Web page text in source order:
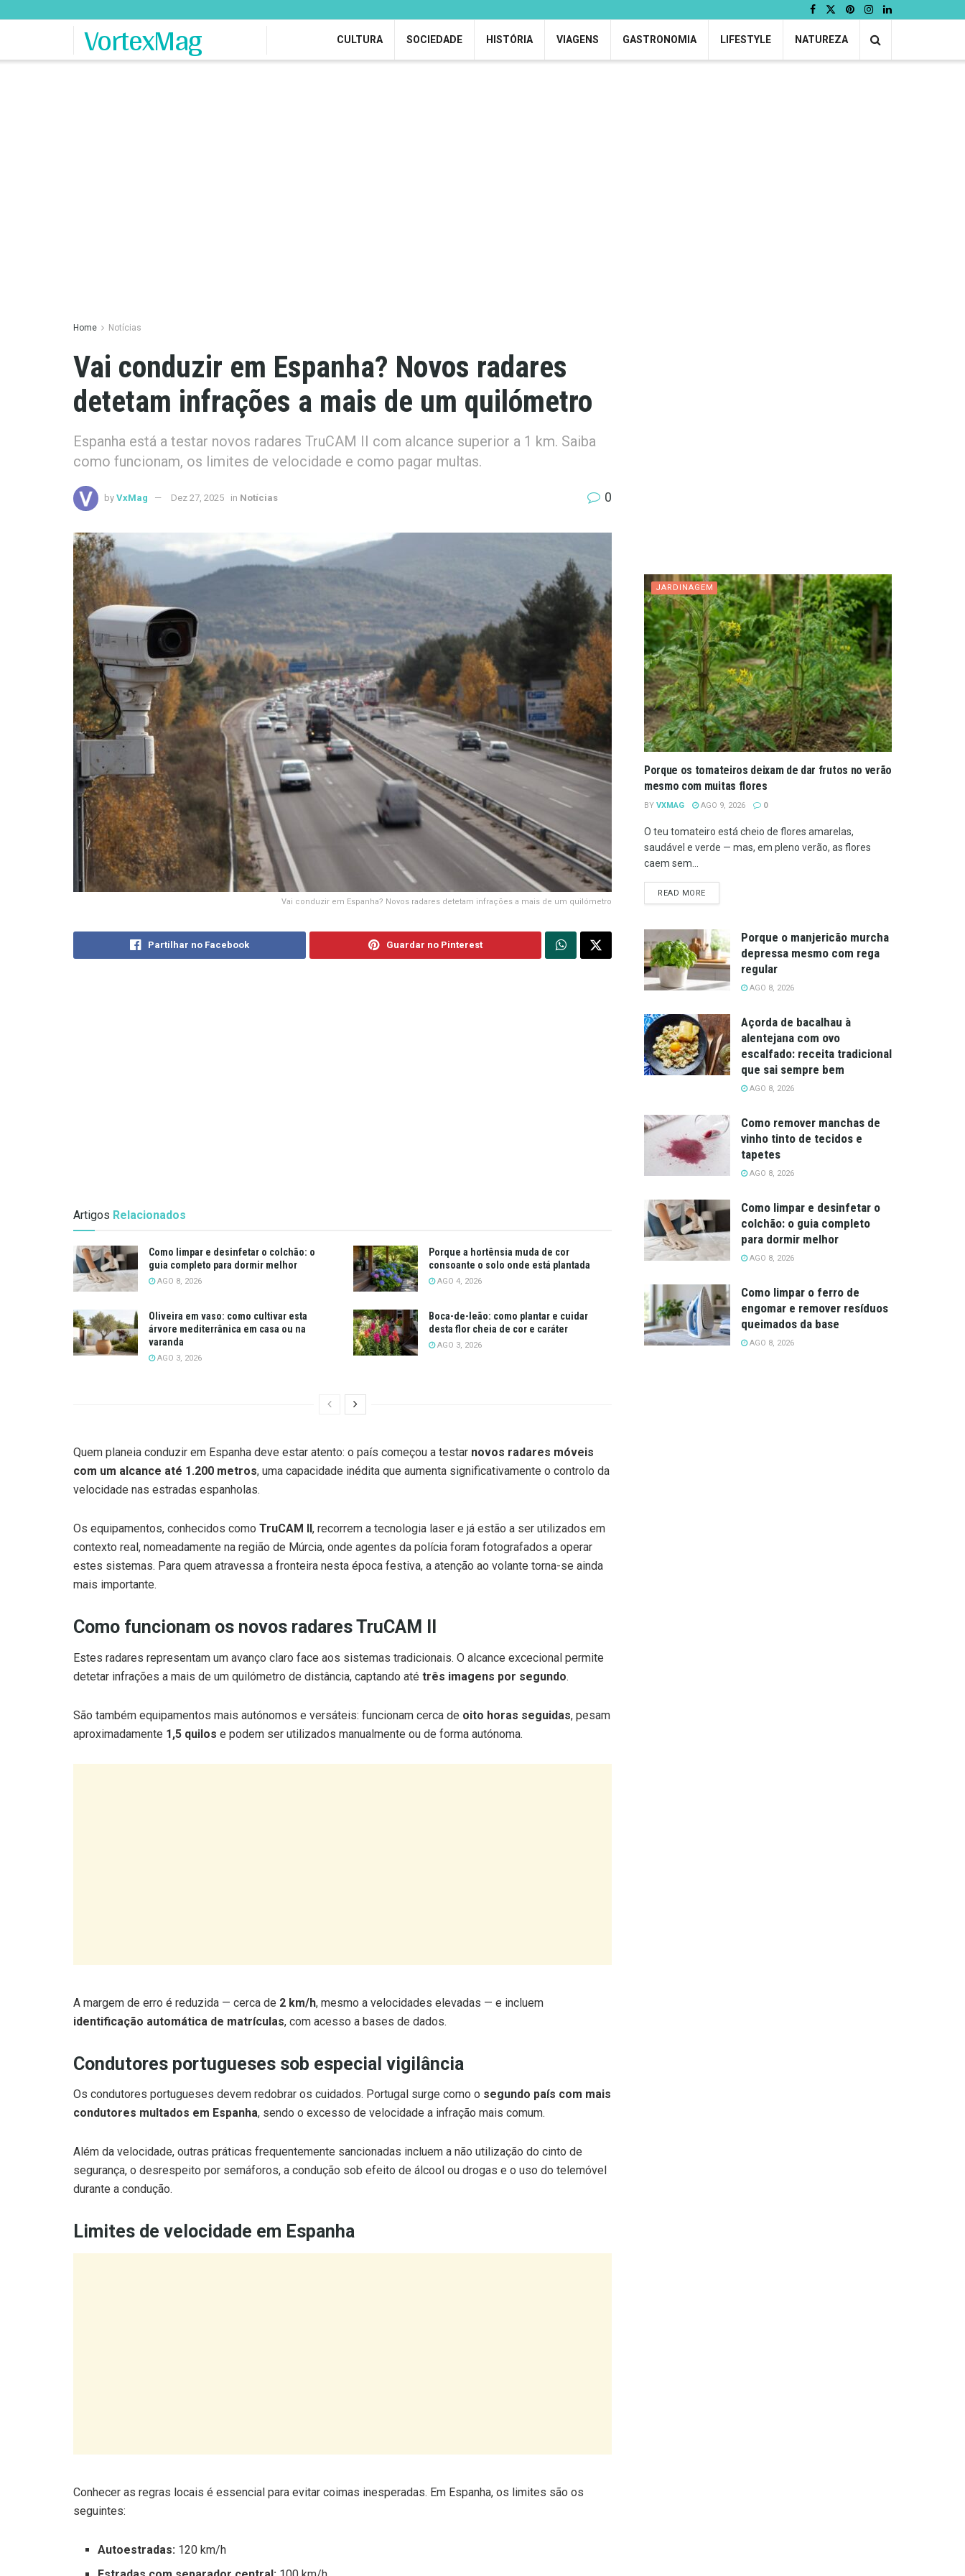
VortexMag CULTURA SOCIEDADE HISTÓRIA VIAGENS GASTRONOMIA LIFESTYLE NATUREZA
Home Notícias
Vai conduzir em Espanha? Novos radares
detetam infrações a mais de um quilómetro
Espanha está a testar novos radares TruCAM II com alcance superior a 1 km. Saiba
como funcionam, os limites de velocidade e como pagar multas.
by VxMag Dez 27, 2025 in Notícias 0
Vai conduzir em Espanha? Novos radares detetam infrações a mais de um quilómetro
Partilhar no Facebook Guardar no Pinterest
Artigos Relacionados
Como limpar e desinfetar o colchão: o
guia completo para dormir melhor
AGO 8, 2026
Porque a hortênsia muda de cor
consoante o solo onde está plantada
AGO 4, 2026
Oliveira em vaso: como cultivar esta
árvore mediterrânica em casa ou na
varanda
AGO 3, 2026
Boca-de-leão: como plantar e cuidar
desta flor cheia de cor e caráter
AGO 3, 2026
Quem planeia conduzir em Espanha deve estar atento: o país começou a testar novos radares móveis
com um alcance até 1.200 metros, uma capacidade inédita que aumenta significativamente o controlo da
velocidade nas estradas espanholas.
Os equipamentos, conhecidos como TruCAM II, recorrem a tecnologia laser e já estão a ser utilizados em
contexto real, nomeadamente na região de Múrcia, onde agentes da polícia foram fotografados a operar
estes sistemas. Para quem atravessa a fronteira nesta época festiva, a atenção ao volante torna-se ainda
mais importante.
Como funcionam os novos radares TruCAM II
Estes radares representam um avanço claro face aos sistemas tradicionais. O alcance excecional permite
detetar infrações a mais de um quilómetro de distância, captando até três imagens por segundo.
São também equipamentos mais autónomos e versáteis: funcionam cerca de oito horas seguidas, pesam
aproximadamente 1,5 quilos e podem ser utilizados manualmente ou de forma autónoma.
Condutores portugueses sob especial vigilância
Os condutores portugueses devem redobrar os cuidados. Portugal surge como o
Além da velocidade, outras práticas frequentemente sancionadas incluem a não utilização do cinto de
durante a condução.
seguintes:
Autoestradas:120 km/h
Estradas com separador central:
JARDINAGEM
Porque os tomateiros deixam de dar frutos no verão
mesmo com muitas flores
BY VXMAG AGO 9, 2026 0
O teu tomateiro está cheio de flores amarelas,
saudável e verde — mas, em pleno verão, as flores
caem sem...
READ MOREDETAILS
Porque o manjericão murcha
depressa mesmo com rega
regular
AGO 8, 2026
Açorda de bacalhau à
alentejana com ovo
escalfado: receita tradicional
que sai sempre bem
AGO 8, 2026
Como remover manchas de
vinho tinto de tecidos e
tapetes
AGO 8, 2026
Como limpar e desinfetar o
colchão: o guia completo
para dormir melhor
AGO 8, 2026
Como limpar o ferro de
engomar e remover resíduos
queimados da base
AGO 8, 2026